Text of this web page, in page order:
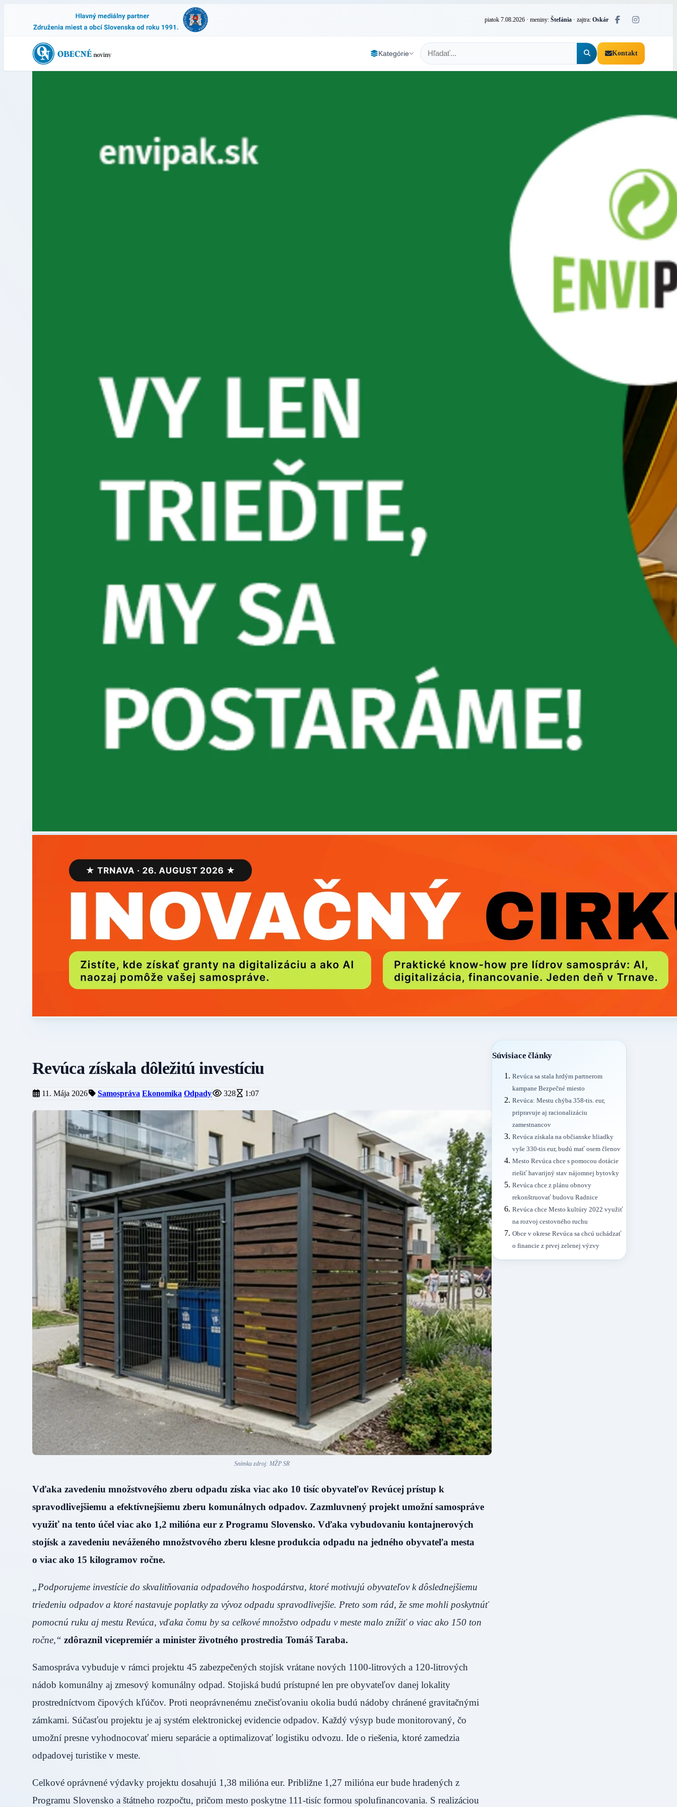
piatok 7.08.2026 · meniny: Štefánia · zajtra: Oskár
Kategórie Kontakt
Revúca získala dôležitú investíciu
11. Mája 2026 Samospráva Ekonomika Odpady 328 1:07
Snímka zdroj: MŽP SR
Vďaka zavedeniu množstvového zberu odpadu získa viac ako 10 tisíc obyvateľov Revúcej prístup k
spravodlivejšiemu a efektívnejšiemu zberu komunálnych odpadov. Zazmluvnený projekt umožní samospráve
využiť na tento účel viac ako 1,2 milióna eur z Programu Slovensko. Vďaka vybudovaniu kontajnerových
stojísk a zavedeniu neváženého množstvového zberu klesne produkcia odpadu na jedného obyvateľa mesta
o viac ako 15 kilogramov ročne.
„Podporujeme investície do skvalitňovania odpadového hospodárstva, ktoré motivujú obyvateľov k dôslednejšiemu
triedeniu odpadov a ktoré nastavuje poplatky za vývoz odpadu spravodlivejšie. Preto som rád, že sme mohli poskytnúť
pomocnú ruku aj mestu Revúca, vďaka čomu by sa celkové množstvo odpadu v meste malo znížiť o viac ako 150 ton
ročne,“ zdôraznil vicepremiér a minister životného prostredia Tomáš Taraba.
Samospráva vybuduje v rámci projektu 45 zabezpečených stojísk vrátane nových 1100-litrových a 120-litrových
nádob komunálny aj zmesový komunálny odpad. Stojiská budú prístupné len pre obyvateľov danej lokality
prostredníctvom čipových kľúčov. Proti neoprávnenému znečisťovaniu okolia budú nádoby chránené gravitačnými
zámkami. Súčasťou projektu je aj systém elektronickej evidencie odpadov. Každý výsyp bude monitorovaný, čo
umožní presne vyhodnocovať mieru separácie a optimalizovať logistiku odvozu. Ide o riešenia, ktoré zamedzia
odpadovej turistike v meste.
Celkové oprávnené výdavky projektu dosahujú 1,38 milióna eur. Približne 1,27 milióna eur bude hradených z
Programu Slovensko a štátneho rozpočtu, pričom mesto poskytne 111-tisíc formou spolufinancovania. S realizáciou
Súvisiace články
Revúca sa stala hrdým partnerom
kampane Bezpečné miesto
Revúca: Mestu chýba 358-tis. eur,
pripravuje aj racionalizáciu
zamestnancov
Revúca získala na občianske hliadky
vyše 330-tis eur, budú mať osem členov
Mesto Revúca chce s pomocou dotácie
riešiť havarijný stav nájomnej bytovky
Revúca chce z plánu obnovy
rekonštruovať budovu Radnice
Revúca chce Mesto kultúry 2022 využiť
na rozvoj cestovného ruchu
Obce v okrese Revúca sa chcú uchádzať
o financie z prvej zelenej výzvy